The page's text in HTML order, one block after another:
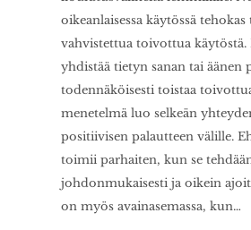
oikeanlaisessa käytössä tehokas
vahvistettua toivottua käytöstä.
yhdistää tietyn sanan tai äänen
todennäköisesti toistaa
menetelmä luo selkeän
positiivisen palautteen välille.
toimii parhaiten, kun se
johdonmukaisesti ja oikein
on myös avainasemassa, kun…